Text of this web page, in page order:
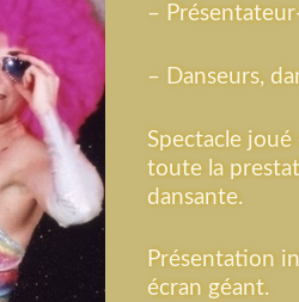
–
– Danseurs,
Spectacle
toute la
dansante.
Présentation
écran géant.